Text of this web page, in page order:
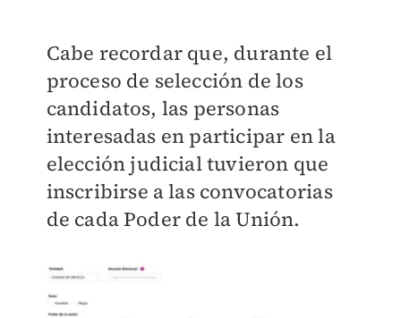
Cabe recordar que, durante el
proceso de selección de los
candidatos, las personas
interesadas en participar en la
elección judicial tuvieron que
inscribirse a las convocatorias
de cada Poder de la Unión.